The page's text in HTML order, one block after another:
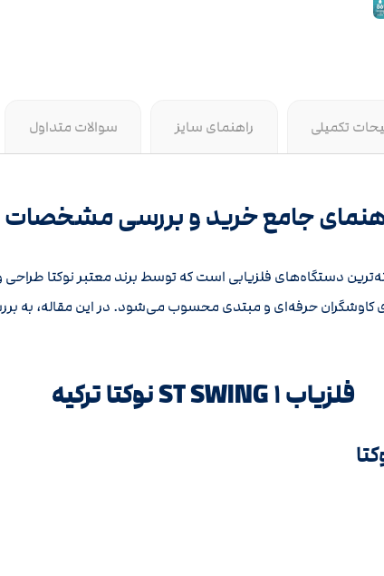
تکمیلی راهنمای سایز سوالات متداول
دستگاه‌های فلزیابی است که توسط برند معتبر نوکتا طراحی
کاوشگران حرفه‌ای و مبتدی محسوب می‌شود. در این مقاله، به
فلزیاب ST SWING ۱ نوکتا ترکیه